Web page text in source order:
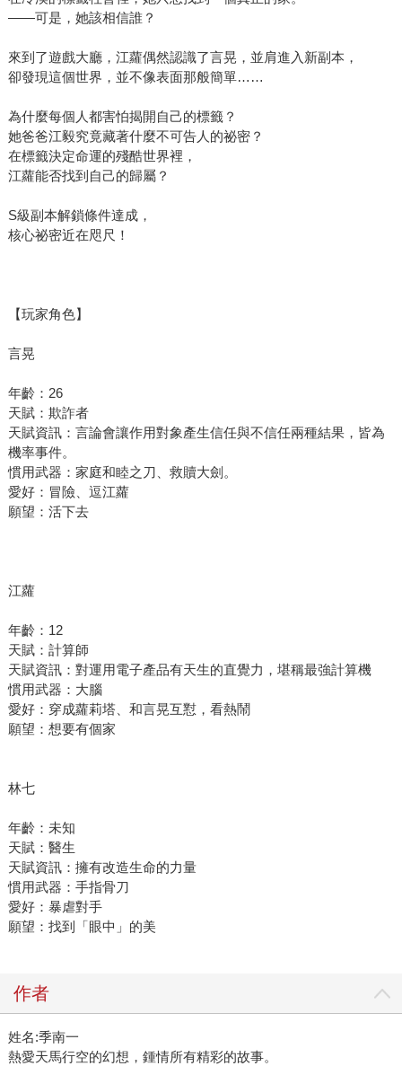
——可是，她該相信誰？
來到了遊戲大廳，江蘿偶然認識了言晃，並肩進入新副本，
卻發現這個世界，並不像表面那般簡單……
為什麼每個人都害怕揭開自己的標籤？
她爸爸江毅究竟藏著什麼不可告人的祕密？
在標籤決定命運的殘酷世界裡，
江蘿能否找到自己的歸屬？
S級副本解鎖條件達成，
核心祕密近在咫尺！
【玩家角色】
言晃
年齡：26
天賦：欺詐者
天賦資訊：言論會讓作用對象產生信任與不信任兩種結果，皆為
機率事件。
慣用武器：家庭和睦之刀、救贖大劍。
愛好：冒險、逗江蘿
願望：活下去
江蘿
年齡：12
天賦：計算師
天賦資訊：對運用電子產品有天生的直覺力，堪稱最強計算機
慣用武器：大腦
愛好：穿成蘿莉塔、和言晃互懟，看熱鬧
願望：想要有個家
林七
年齡：未知
天賦：醫生
天賦資訊：擁有改造生命的力量
慣用武器：手指骨刀
愛好：暴虐對手
願望：找到「眼中」的美
作者
姓名:季南一
熱愛天馬行空的幻想，鍾情所有精彩的故事。